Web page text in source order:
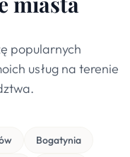
popularnych
usług na terenie
Bogatynia